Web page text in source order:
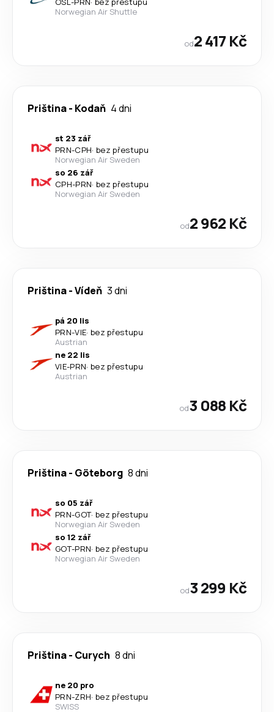
Norwegian Air Shuttle
od2 417 Kč
Priština- Kodaň 4 dni
st 23 zář
PRN-CPH· bez přestupu
Norwegian Air Sweden
so 26 zář
CPH-PRN· bez přestupu
Norwegian Air Sweden
od2 962 Kč
Priština-Vídeň 3 dni
pá 20 lis
PRN-VIE· bez přestupu
Austrian
ne 22 lis
VIE-PRN· bez přestupu
Austrian
od3 088 Kč
Priština- Göteborg 8 dni
so 05 zář
PRN-GOT· bez přestupu
Norwegian Air Sweden
so 12 zář
GOT-PRN· bez přestupu
Norwegian Air Sweden
od3 299 Kč
Priština- Curych 8 dni
ne 20 pro
PRN-ZRH· bez přestupu
SWISS